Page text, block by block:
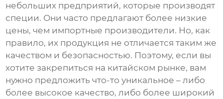
небольших предприятий, которые производят
специи. Они часто предлагают более низкие
цены, чем импортные производители. Но, как
правило, их продукция не отличается таким же
качеством и безопасностью. Поэтому, если вы
хотите закрепиться на китайском рынке, вам
нужно предложить что-то уникальное – либо
более высокое качество, либо более широкий